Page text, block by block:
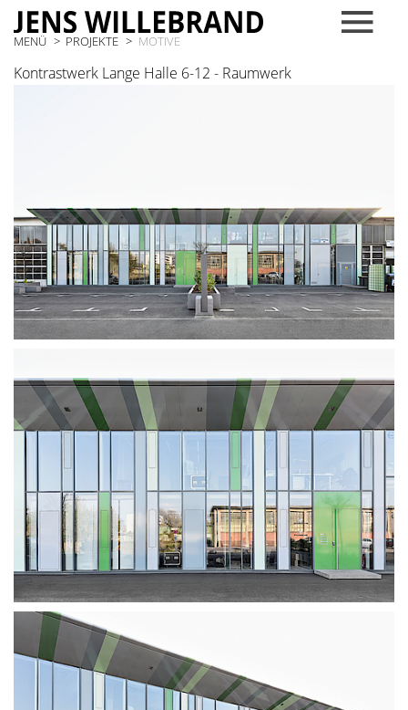
MENÜ PROJEKTE MOTIVE
Kontrastwerk Lange Halle 6-12 - Raumwerk